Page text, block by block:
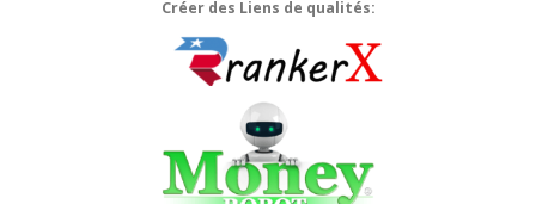
Créer des Liens de qualités: